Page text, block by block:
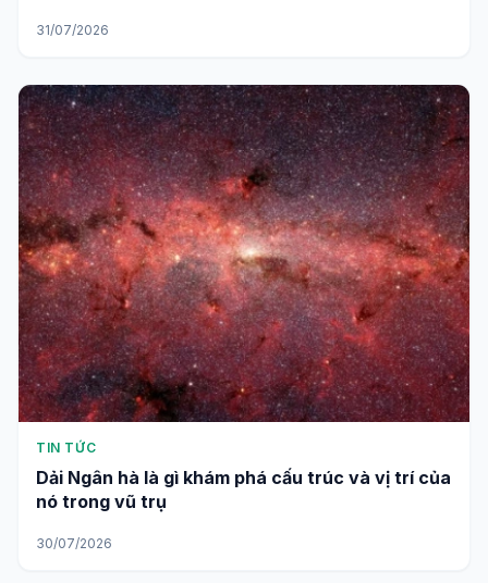
31/07/2026
TIN TỨC
Dải Ngân hà là gì khám phá cấu trúc và vị trí của
nó trong vũ trụ
30/07/2026